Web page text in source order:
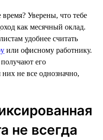
Уверены, что тебе
как месячный оклад.
удобнее считать
или офисному работнику.
его
не все однозначно,
не всегда